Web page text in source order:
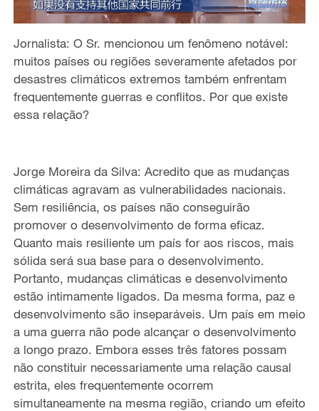
Jornalista: O Sr. mencionou um fenômeno notável:
muitos países ou regiões severamente afetados por
desastres climáticos extremos também enfrentam
frequentemente guerras e conflitos. Por que existe
essa relação?
Jorge Moreira da Silva: Acredito que as mudanças
climáticas agravam as vulnerabilidades nacionais.
Sem resiliência, os países não conseguirão
promover o desenvolvimento de forma eficaz.
Quanto mais resiliente um país for aos riscos, mais
sólida será sua base para o desenvolvimento.
Portanto, mudanças climáticas e desenvolvimento
estão intimamente ligados. Da mesma forma, paz e
desenvolvimento são inseparáveis. Um país em meio
a uma guerra não pode alcançar o desenvolvimento
a longo prazo. Embora esses três fatores possam
não constituir necessariamente uma relação causal
estrita, eles frequentemente ocorrem
simultaneamente na mesma região, criando um efeito